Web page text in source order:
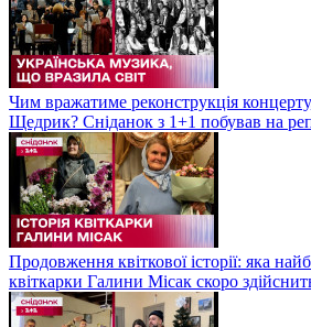
Чим вражатиме реконструкція
Щедрик? Сніданок з 1+1 побував на
Продовження квіткової історії: яка
квіткарки Галини Місак скоро